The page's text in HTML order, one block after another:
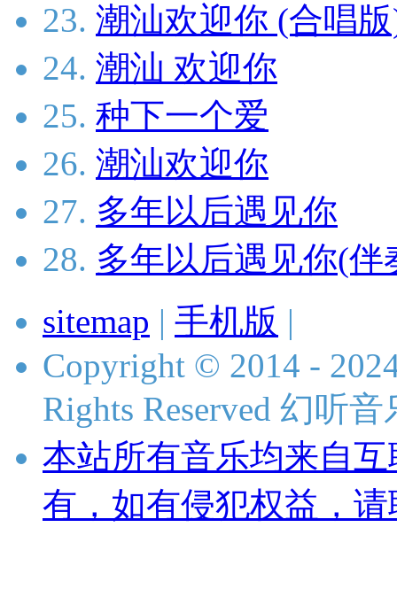
23. 潮汕欢迎你 (合唱
24. 潮汕 欢迎你
25. 种下一个爱
26. 潮汕欢迎你
27. 多年以后遇见你
28. 多年以后遇见你(伴
sitemap | 手机版 |
Copyright © 2014 -
Rights Reserved 幻听
本站所有音乐均来自
有，如有侵犯权益，